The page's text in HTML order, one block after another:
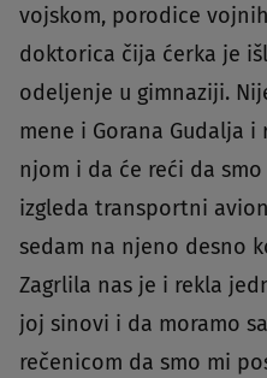
vojskom, porodice
doktorica čija ćerka je
odeljenje u gimnaziji.
mene i Gorana Gudalja
njom i da će reći da
izgleda transportni
sedam na njeno desno
Zagrlila nas je i rekla
joj sinovi i da moramo
rečenicom da smo mi